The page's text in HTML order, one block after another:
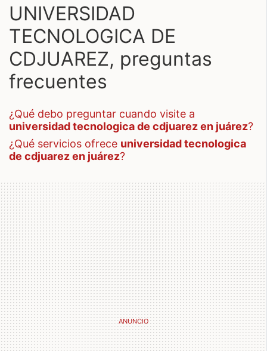
UNIVERSIDAD
TECNOLOGICA DE
CDJUAREZ, preguntas
frecuentes
¿qué debo preguntar cuando visite a
universidad tecnologica de cdjuarez en juárez?
¿qué servicios ofrece universidad tecnologica
de cdjuarez en juárez?